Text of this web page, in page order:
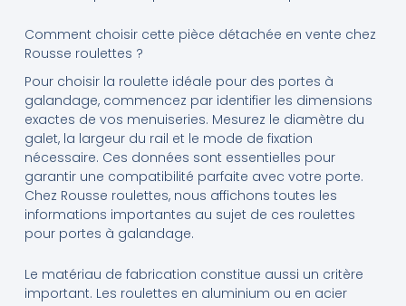
Comment choisir cette pièce détachée en vente chez
Rousse roulettes ?
Pour choisir la roulette idéale pour des portes à
galandage, commencez par identifier les dimensions
exactes de vos menuiseries. Mesurez le diamètre du
galet, la largeur du rail et le mode de fixation
nécessaire. Ces données sont essentielles pour
garantir une compatibilité parfaite avec votre porte.
Chez Rousse roulettes, nous affichons toutes les
informations importantes au sujet de ces roulettes
pour portes à galandage.
Le matériau de fabrication constitue aussi un critère
important. Les roulettes en aluminium ou en acier